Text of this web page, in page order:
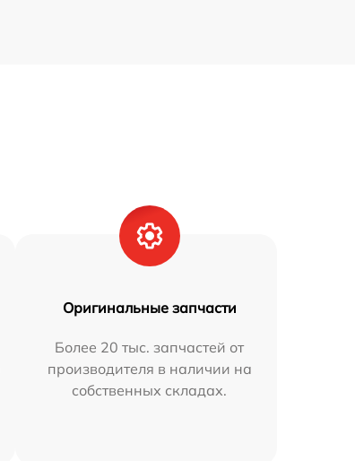
Оригинальные запчасти
Более 20 тыс. запчастей от
производителя в наличии на
собственных складах.